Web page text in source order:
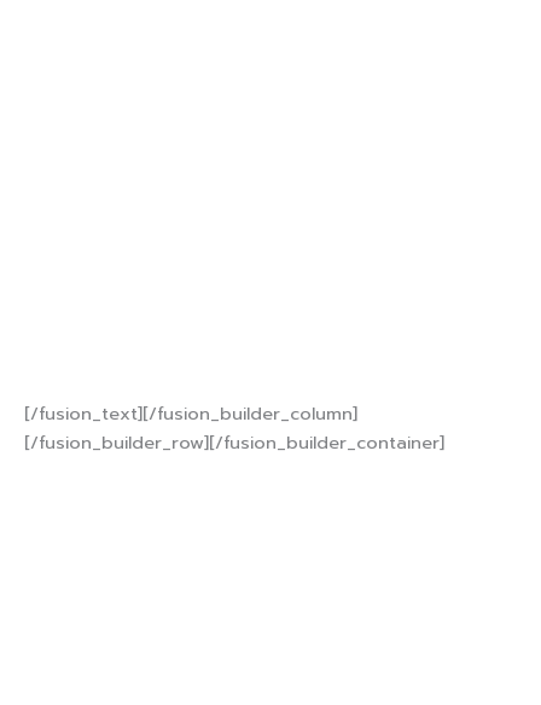
[/fusion_text][/fusion_builder_column]
[/fusion_builder_row][/fusion_builder_container]